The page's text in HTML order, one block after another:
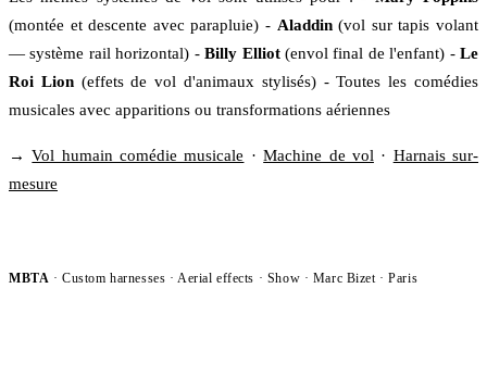
(montée et descente avec parapluie) - Aladdin(vol sur tapis volant
— système rail horizontal) -Billy Elliot(envol final de l'enfant) -Le
Roi Lion(effets de vol d'animaux stylisés) - Toutes les comédies
musicales avec apparitions ou transformations aériennes
→Vol humain comédie musicale ·Machine de vol· Harnais sur-
mesure
MBTA · Custom harnesses · Aerial effects · Show · Marc Bizet · Paris